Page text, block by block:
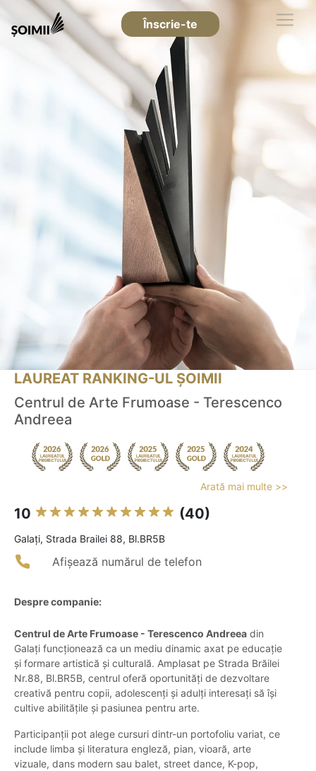
Înscrie-te
LAUREAT RANKING-UL ȘOIMII
Centrul de Arte Frumoase - Terescenco
Andreea
Arată mai multe >>
10 (40)
Galaţi, Strada Brailei 88, Bl.BR5B
Afișează numărul de telefon
Despre companie:
Centrul de Arte Frumoase - Terescenco Andreea din
Galați funcționează ca un mediu dinamic axat pe educație
și formare artistică și culturală. Amplasat pe Strada Brăilei
Nr.88, Bl.BR5B, centrul oferă oportunități de dezvoltare
creativă pentru copii, adolescenți și adulți interesați să își
cultive abilitățile și pasiunea pentru arte.
Participanții pot alege cursuri dintr-un portofoliu variat, ce
include limba și literatura engleză, pian, vioară, arte
vizuale, dans modern sau balet, street dance, K-pop,